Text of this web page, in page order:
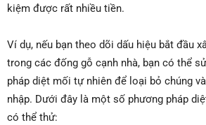
kiệm được rất nhiều tiền.
Ví dụ, nếu bạn theo dõi dấu hiệu bắt đầu
trong các đống gỗ cạnh nhà, bạn có thể
pháp diệt mối tự nhiên để loại bỏ chúng
nhập. Dưới đây là một số phương pháp
có thể thử: